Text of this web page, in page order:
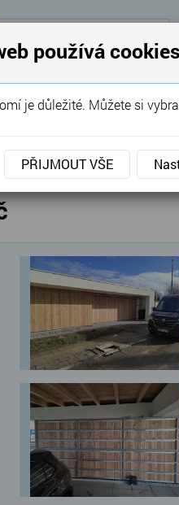
vrata, brány,
SERVIS REFERENCE
» Posuvné
používá cookies
je důležité. Můžete si
PŘIJMOUT VŠE